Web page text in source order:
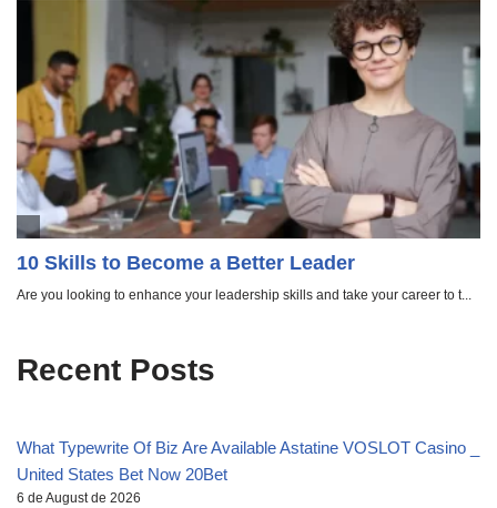
Recent Posts
What Typewrite Of Biz Are Available Astatine VOSLOT Casino _
United States Bet Now 20Bet
6 de August de 2026